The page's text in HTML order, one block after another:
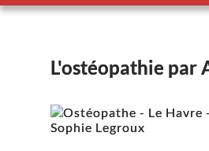
L'ostéopathie par